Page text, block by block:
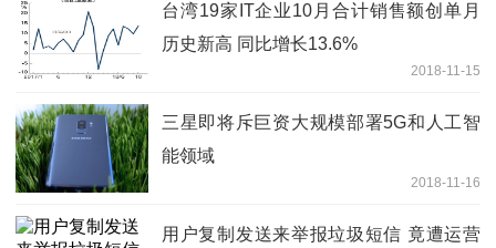
台湾19家IT企业10月合计销售额创单月
历史新高 同比增长13.6%
2018-11-15
三星即将斥巨资大规模部署5G和人工智
能领域
2018-11-16
用户复制发送来举报垃圾短信 竟遭运营